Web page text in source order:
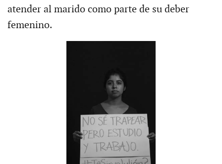
atender al marido como parte de su deber
femenino.